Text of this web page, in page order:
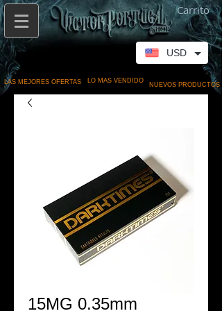
Carrito
LAS MEJORES OFERTAS LO MAS VENDIDO
NUEVOS PRODUCTOS
15MG 0.35mm
USD